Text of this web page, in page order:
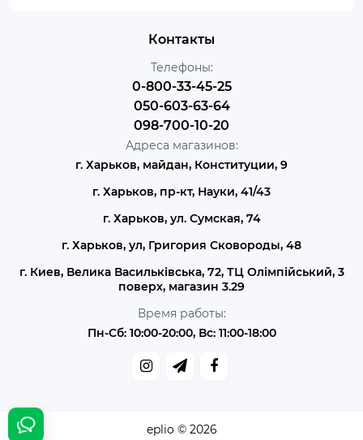
Контакты
Телефоны:
0-800-33-45-25
050-603-63-64
098-700-10-20
Адреса магазинов:
г. Харьков, майдан, Конституции, 9
г. Харьков, пр-кт, Науки, 41/43
г. Харьков, ул. Сумская, 74
г. Харьков, ул, Григория Сковороды, 48
г. Киев, Велика Васильківська, 72, ТЦ Олімпійський, 3
поверх, магазин 3.29
Время работы:
Пн-Сб: 10:00-20:00, Вс: 11:00-18:00
eplio © 2026